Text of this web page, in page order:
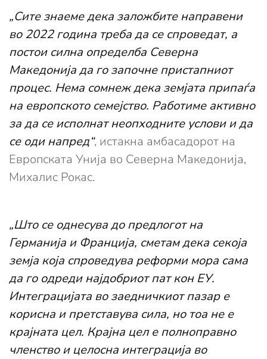
„Сите знаеме дека заложбите направени
во 2022 година треба да се спроведат, а
постои силна определба Северна
Македонија да го започне пристапниот
процес. Нема сомнеж дека земјата припаѓа
на европското семејство. Работиме активно
за да се исполнат неопходните услови и да
се оди напред“, истакна амбасадорот на
Европската Унија во Северна Македонија,
Михалис Рокас.
„Што се однесува до предлогот на
Германија и Франција, сметам дека секоја
земја која спроведува реформи мора сама
да го одреди најдобриот пат кон ЕУ.
Интеграцијата во заедничкиот пазар е
корисна и претставува сила, но тоа не е
крајната цел. Крајна цел е полноправно
членство и целосна интеграција во